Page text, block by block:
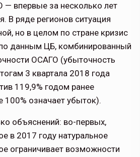
впервые за несколько лет
В ряде регионов ситуация
но в целом по стране кризис
данным ЦБ, комбинированный
ОСАГО (убыточность
3 квартала 2018 года
119,9% годом ранее
означает убыток).
объяснений: во-первых,
в 2017 году натуральное
ограничивает возможности